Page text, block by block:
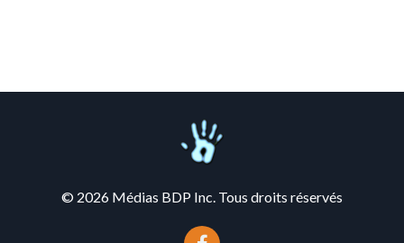
© 2026 Médias BDP Inc. Tous droits réservés